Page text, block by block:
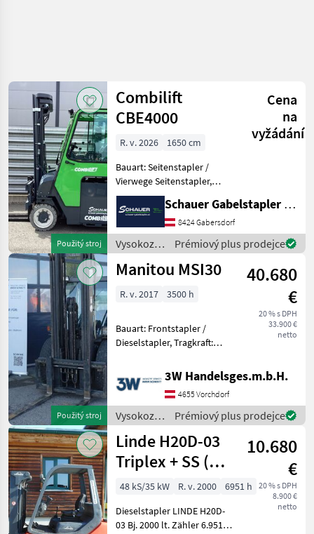
Použitý stroj
Combilift
CBE4000
Cena
na
vyžádání
R. v. 2026
1650 cm
Bauart: Seitenstapler /
Vierwege Seitenstapler,
Tragkraft: 4000kg, Hubhöhe:
6000mm, Bauhöhe:
Gabellänge: 1500mm,
Batterie: Energizing PzS 72
Schauer Gabelstapler GmbH
8424 Gabersdorf
Vysokozdvižné
vozíky a
skladová
Combilift
Prémiový plus prodejce
Použitý stroj
Manitou MSI30
40.680
€
20 % s DPH
33.900 €
netto
R. v. 2017 3500 h
Bauart: Frontstapler /
Dieselstapler, Tragkraft:
nosnosť (kg): 1500 do 3000,
Palivo: diesel
Vysokozdvižné vozíky a
skladová technika Vozík
3W Handelsges.m.b.H.
4655 Vorchdorf
Vysokozdvižné
vozíky a
skladová
technika /
Manitou
Prémiový plus prodejce
Linde H20D-03
Triplex + SS (
PERKINS )
10.680
€
20 % s DPH
8.900 €
netto
48 kS/35 kW R. v. 2000
6951 h
Dieselstapler LINDE H20D-
03 Bj. 2000 lt. Zähler 6.951